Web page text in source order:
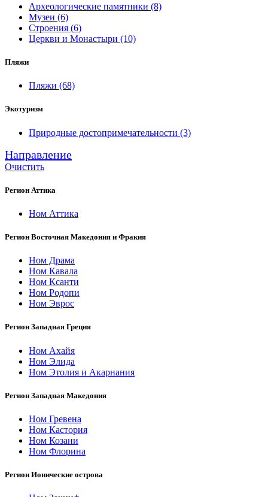
Археологические памятники (8)
Музеи (6)
Строения (6)
Церкви и Монастыри (10)
Пляжи
Пляжи (68)
Экотуризм
Природные достопримечательности (3)
Направление
Очистить
Регион Аттика
Ном Аттика
Регион Восточная Македония и Фракия
Ном Драма
Ном Кавала
Ном Ксанти
Ном Родопи
Ном Эврос
Регион Западная Греция
Ном Ахайя
Ном Элида
Ном Этолия и Акарнания
Регион Западная Македония
Ном Гревена
Ном Кастория
Ном Козани
Ном Флорина
Регион Ионические острова